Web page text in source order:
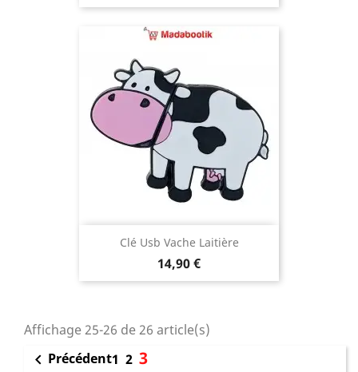
Clé Usb Vache Laitière
Prix
14,90 €
Affichage 25-26 de 26 article(s)
 Précédent1 2 3